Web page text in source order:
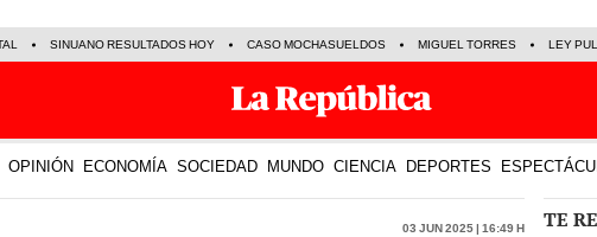
OPINIÓN ECONOMÍA SOCIEDAD MUNDO CIENCIA DEPORTES
03 Jun 2025 | 16:49 h TE